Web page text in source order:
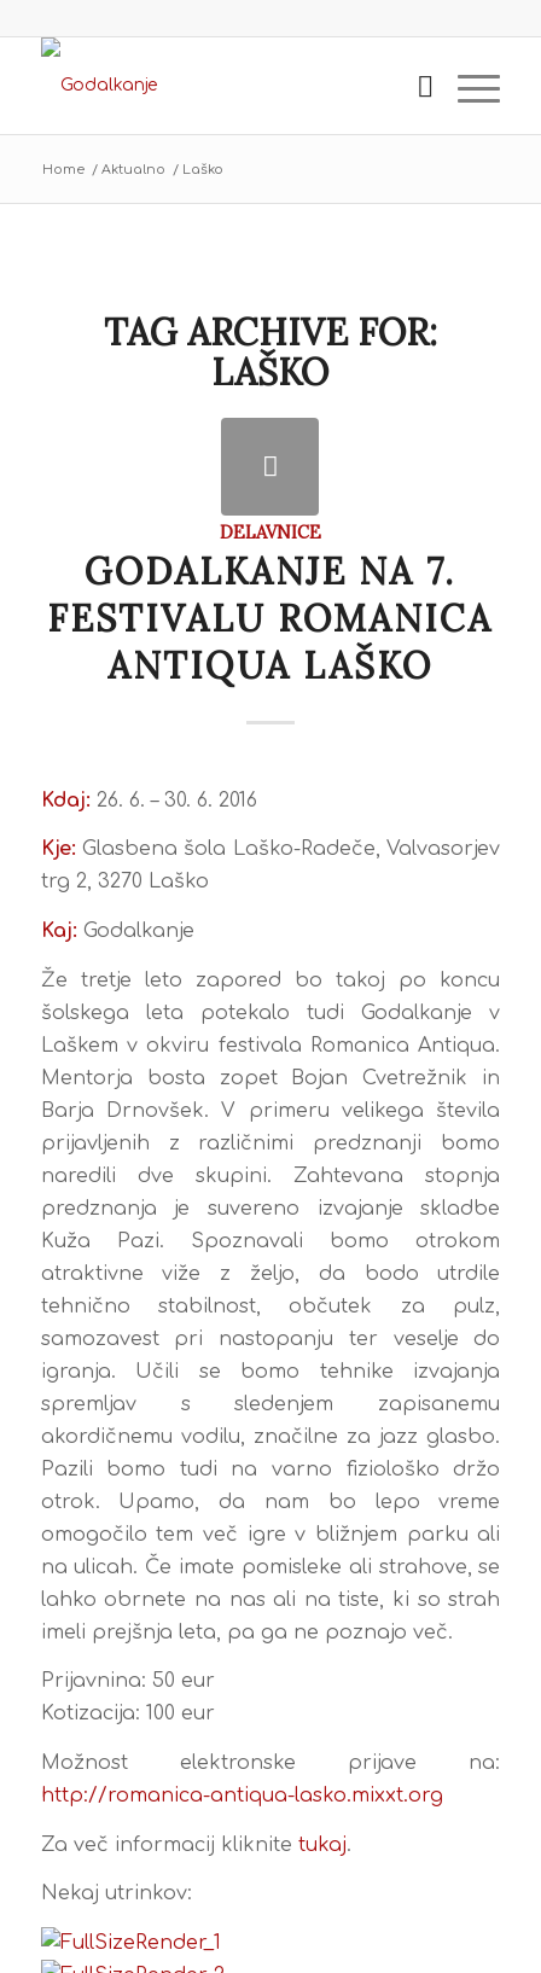
Home / Aktualno / Laško
TAG ARCHIVE FOR:
LAŠKO
DELAVNICE
GODALKANJE NA 7.
FESTIVALU ROMANICA
ANTIQUA LAŠKO
Kdaj: 26. 6. – 30. 6. 2016
Kje: Glasbena šola Laško-Radeče, Valvasorjev
trg 2, 3270 Laško
Kaj: Godalkanje
Že tretje leto zapored bo takoj po koncu
šolskega leta potekalo tudi Godalkanje v
Laškem v okviru festivala Romanica Antiqua.
Mentorja bosta zopet Bojan Cvetrežnik in
Barja Drnovšek. V primeru velikega števila
prijavljenih z različnimi predznanji bomo
naredili dve skupini. Zahtevana stopnja
predznanja je suvereno izvajanje skladbe
Kuža Pazi. Spoznavali bomo otrokom
atraktivne viže z željo, da bodo utrdile
tehnično stabilnost, občutek za pulz,
samozavest pri nastopanju ter veselje do
igranja. Učili se bomo tehnike izvajanja
spremljav s sledenjem zapisanemu
akordičnemu vodilu, značilne za jazz glasbo.
Pazili bomo tudi na varno fiziološko držo
otrok. Upamo, da nam bo lepo vreme
omogočilo tem več igre v bližnjem parku ali
na ulicah. Če imate pomisleke ali strahove, se
lahko obrnete na nas ali na tiste, ki so strah
imeli prejšnja leta, pa ga ne poznajo več.
Prijavnina: 50 eur
Kotizacija: 100 eur
Možnost elektronske prijave na:
http://romanica-antiqua-lasko.mixxt.org
Za več informacij kliknite tukaj.
Nekaj utrinkov: